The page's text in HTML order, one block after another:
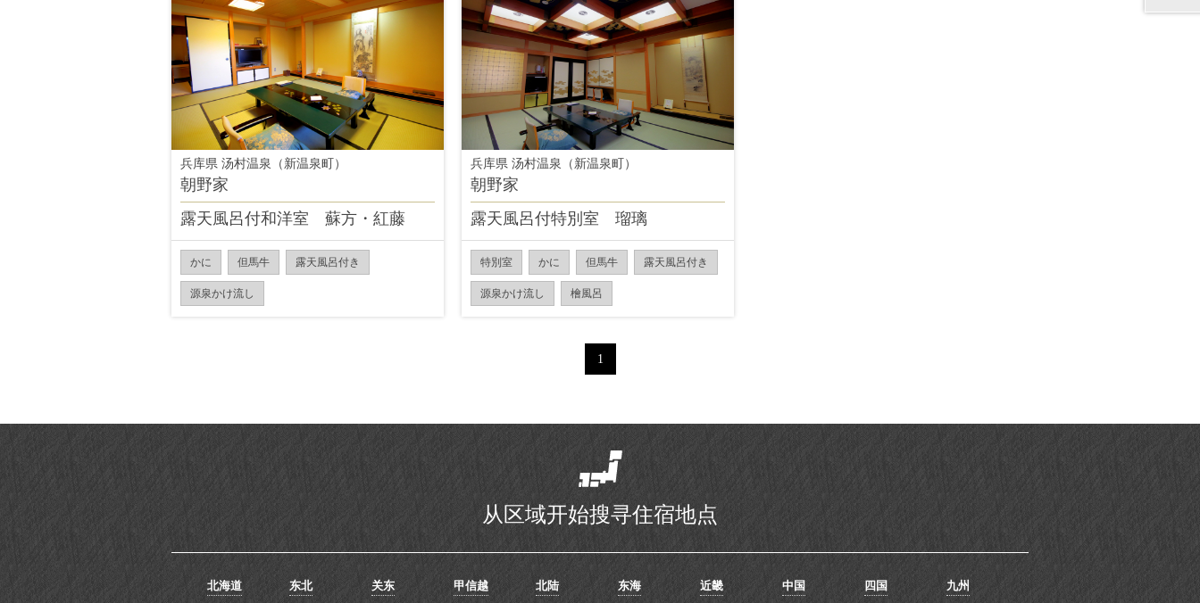
兵库県 汤村温泉（新温泉町）
朝野家
露天風呂付和洋室 蘇方・紅藤
かに 但馬牛 露天風呂付き
源泉かけ流し
兵库県 汤村温泉（新温泉町）
朝野家
露天風呂付特別室 瑠璃
特別室 かに 但馬牛 露天風呂付き
源泉かけ流し 檜風呂
1
从区域开始搜寻住宿地点
北海道 东北 关东 甲信越 北陆 东海 近畿 中国 四国 九州